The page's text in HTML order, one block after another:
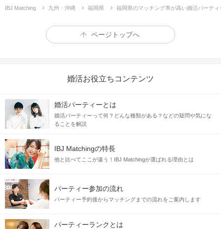
IBJ Matching 九州・沖縄 福岡県 福岡県のマッチング率が高い婚活パーティ
ページトップへ
婚活お役立ちコンテンツ
婚活パーティーとは
婚活パーティーって何？どんな種類がある？などの疑問や気にな
ることを解説
IBJ Matchingの特長
他と比べてここが違う！IBJ Matchingが選ばれる理由とは
パーティー参加の流れ
パーティー予約後からマッチングまでの流れをご案内します
パーティーランクとは